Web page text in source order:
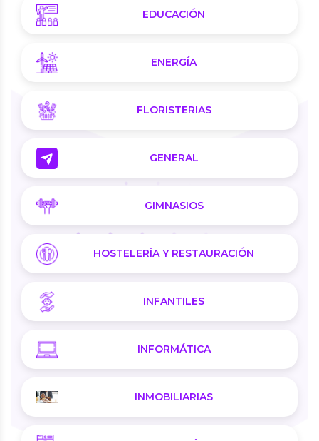
EDUCACIÓN
ENERGÍA
FLORISTERIAS
GENERAL
GIMNASIOS
HOSTELERÍA Y RESTAURACIÓN
INFANTILES
INFORMÁTICA
INMOBILIARIAS